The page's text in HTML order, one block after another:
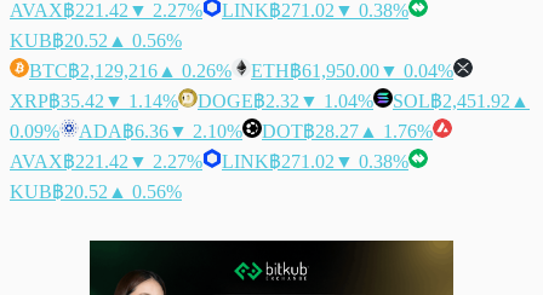
AVAX฿221.42 ▼ 2.27% LINK฿271.02 ▼ 0.38%
KUB฿20.52 ▲ 0.56%
BTC฿2,129,216 ▲ 0.26% ETH฿61,950.00▼ 0.04%
XRP฿35.42 ▼ 1.14% DOGE฿2.32 ▼ 1.04% SOL฿2,451.92 ▲
0.09%
ADA฿6.36▼ 2.10% DOT฿28.27 ▲ 1.76%
AVAX฿221.42 ▼ 2.27% LINK฿271.02 ▼ 0.38%
KUB฿20.52 ▲ 0.56%